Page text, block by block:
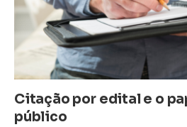
Citação por edital e o
público